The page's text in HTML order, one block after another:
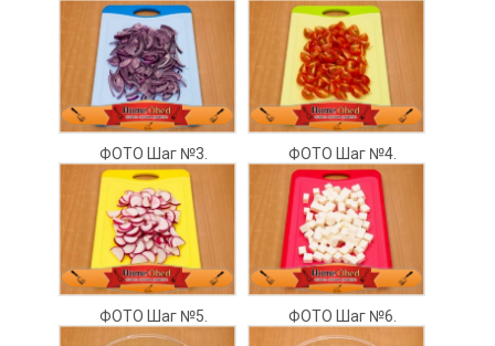
ФОТО Шаг №3. ФОТО Шаг №4.
ФОТО Шаг №5. ФОТО Шаг №6.